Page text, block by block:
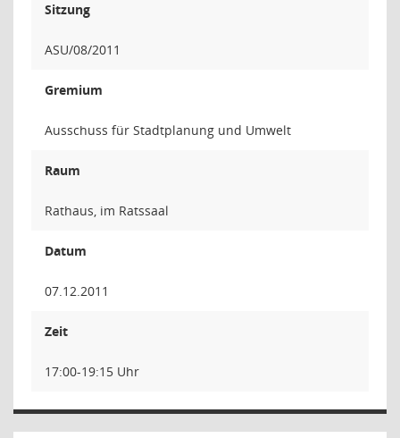
Sitzung
ASU/08/2011
Gremium
Ausschuss für Stadtplanung und Umwelt
Raum
Rathaus, im Ratssaal
Datum
07.12.2011
Zeit
17:00-19:15 Uhr